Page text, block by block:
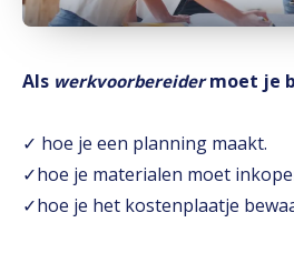
Als werkvoorbereidermoet je
✓ hoe je een planning maakt.
✓hoe je materialen moet
✓hoe je het kostenplaatje